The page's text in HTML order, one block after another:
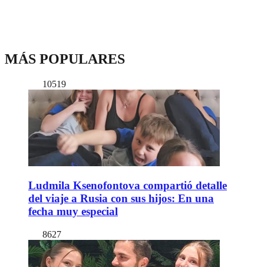
MÁS POPULARES
10519
Ludmila Ksenofontova compartió detalle
del viaje a Rusia con sus hijos: En una
fecha muy especial
8627